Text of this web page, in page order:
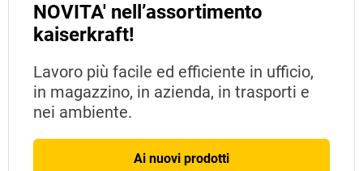
NOVITA' nell’assortimento
kaiserkraft!
Lavoro più facile ed efficiente in ufficio,
in magazzino, in azienda, in trasporti e
nei ambiente.
Ai nuovi prodotti